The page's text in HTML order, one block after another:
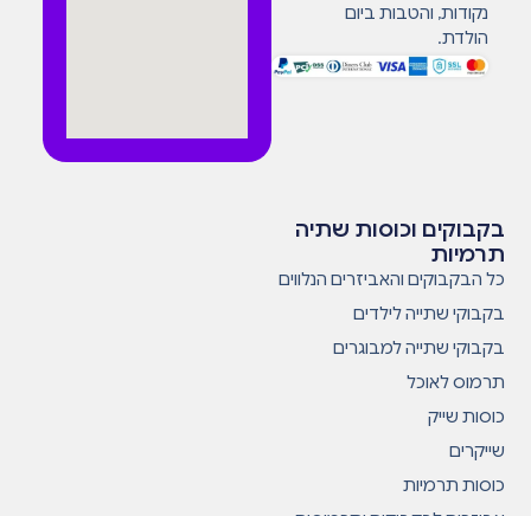
נקודות, והטבות ביום
הולדת.
בקבוקים וכוסות שתיה
תרמיות
כל הבקבוקים והאביזרים הנלווים
בקבוקי שתייה לילדים
בקבוקי שתייה למבוגרים
תרמוס לאוכל
כוסות שייק
שייקרים
כוסות תרמיות